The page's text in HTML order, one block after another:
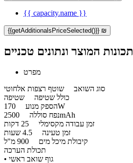
{{ capacity.name }}
{{getAdditionalsPriceSelected()}} ₪
תכונות המוצר ונתונים טכניים
מפרט
סוג השואב שוטף רצפות אלחוטי
כולל שטיפה שטיפה
הספק מנוע170W
נפח סוללה2500mAh
זמן עבודה מקסימלי
זמן טעינה
קיבולת מיכל מים
תכולת הערכה
​• גוף שואב ראשי